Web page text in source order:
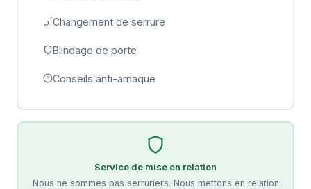
Changement de serrure
Blindage de porte
Conseils anti-arnaque
Service de mise en relation
Nous ne sommes pas serruriers. Nous mettons en relation